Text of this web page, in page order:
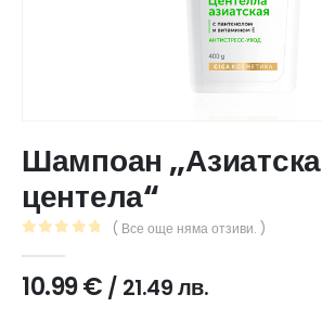
Шампоан ,,Азиатска
центела“
( Все още няма отзиви. )
10.99€ / 21.49 лв.